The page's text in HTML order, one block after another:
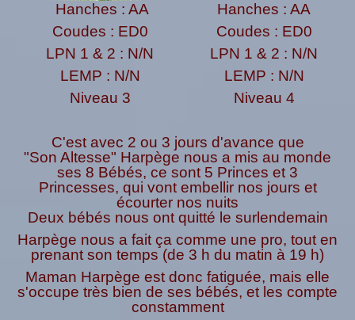
Hanches : AA
Coudes : ED0
LPN 1 & 2 : N/N
LEMP : N/N
Niveau 3
Hanches : AA
Coudes : ED0
LPN 1 & 2 : N/N
LEMP : N/N
Niveau 4
C'est avec 2 ou 3 jours d'avance que
"Son Altesse" Harpège nous a mis au monde
ses 8 Bébés, ce sont 5 Princes et 3
Princesses, qui vont embellir nos jours et
écourter nos nuits
Deux bébés nous ont quitté le surlendemain
Harpège nous a fait ça comme une pro, tout en
prenant son temps (de 3 h du matin à 19 h)
Maman Harpège est donc fatiguée, mais elle
s'occupe très bien de ses bébés, et les compte
constamment